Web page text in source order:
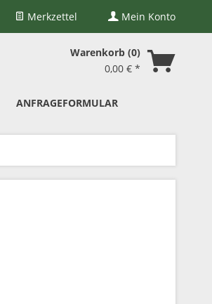
Merkzettel Mein Konto
Warenkorb 0
0,00 € *
ANFRAGEFORMULAR